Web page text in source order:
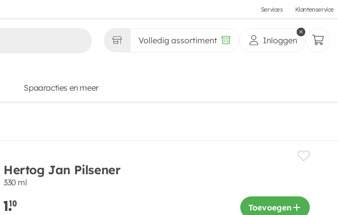
Services Klantenservice
Volledig assortiment Inloggen
Spaaracties en meer
Hertog Jan Pilsener
330 ml
1.10 Toevoegen